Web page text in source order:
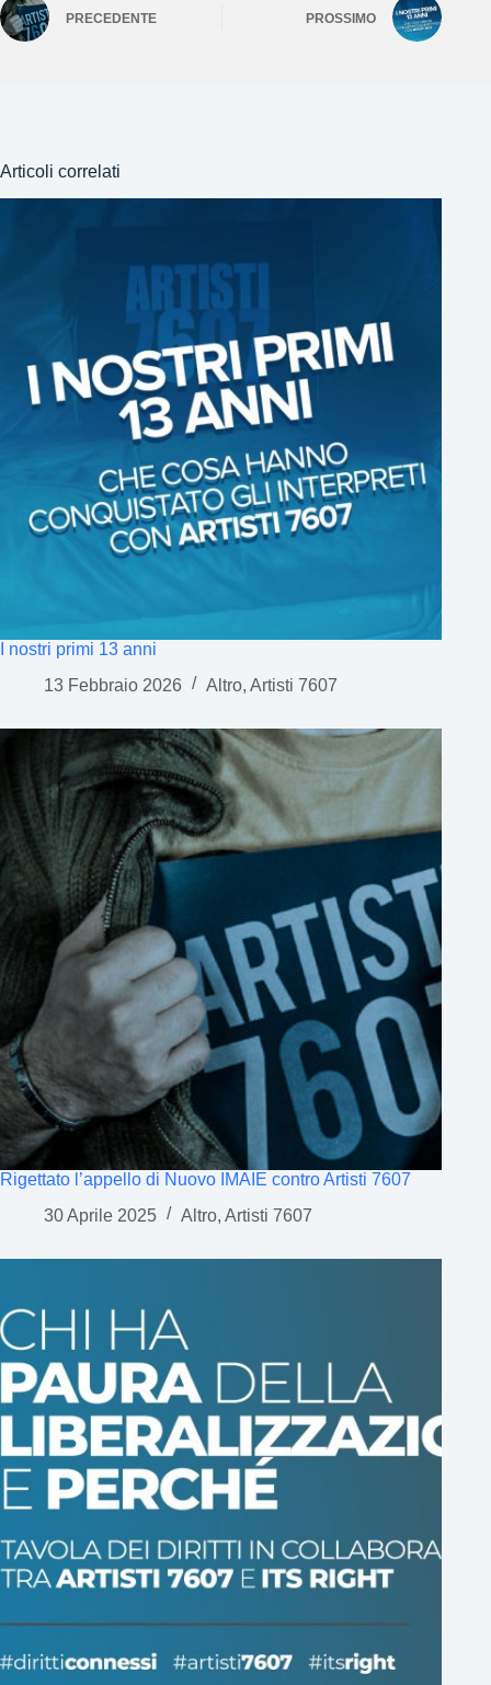
PRECEDENTE PROSSIMO
Articoli correlati
I nostri primi 13 anni
13 Febbraio 2026
Altro, Artisti 7607
Rigettato l’appello di Nuovo IMAIE contro Artisti 7607
30 Aprile 2025
Altro, Artisti 7607